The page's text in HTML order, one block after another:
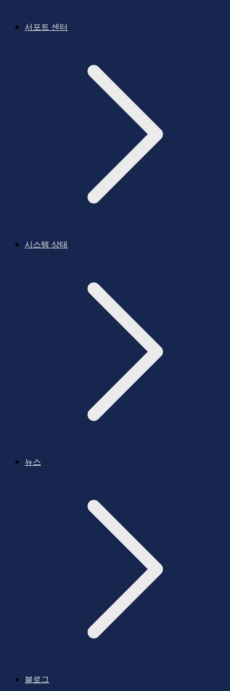
서포트 센터
시스템 상태
뉴스
블로그